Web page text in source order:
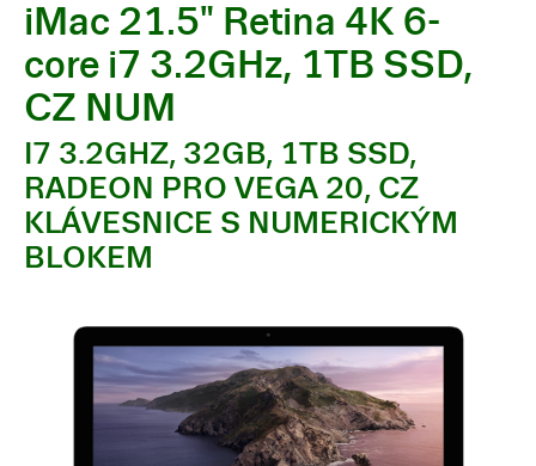
iMac 21.5" Retina 4K 6-
core i7 3.2GHz, 1TB SSD,
CZ NUM
I7 3.2GHZ, 32GB, 1TB SSD,
RADEON PRO VEGA 20, CZ
KLÁVESNICE S NUMERICKÝM
BLOKEM